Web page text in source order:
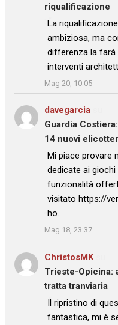
riqualificazione
: “La
ambiziosa, ma
differenza la farà
interventi
”
Mag 20, 10:05
davegarcia
Guardia
14 nuovi
: “
Mi piace provare
dedicate ai
funzionalità
visitato https://
ho…
”
Mag 18, 23:37
ChristosMKsu
Trieste-Opicina:
tratta tranviaria
: “
Il ripristino di
fantastica, mi è